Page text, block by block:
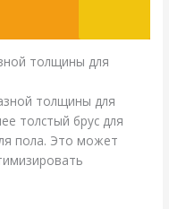
толщины для
толщины для
толстый брус для
пола. Это может